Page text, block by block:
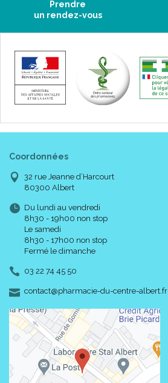
Prendre
un rendez-vous
Coordonnées
32 rue Jeanne d’Harcourt
80300 Albert
Du lundi au vendredi
8h30 - 19h00 non stop
Le samedi
8h30 - 17h00 non stop
Fermé le dimanche
03 22 74 45 50
contact-
@-
pharmacie-du-centre-albert.fr